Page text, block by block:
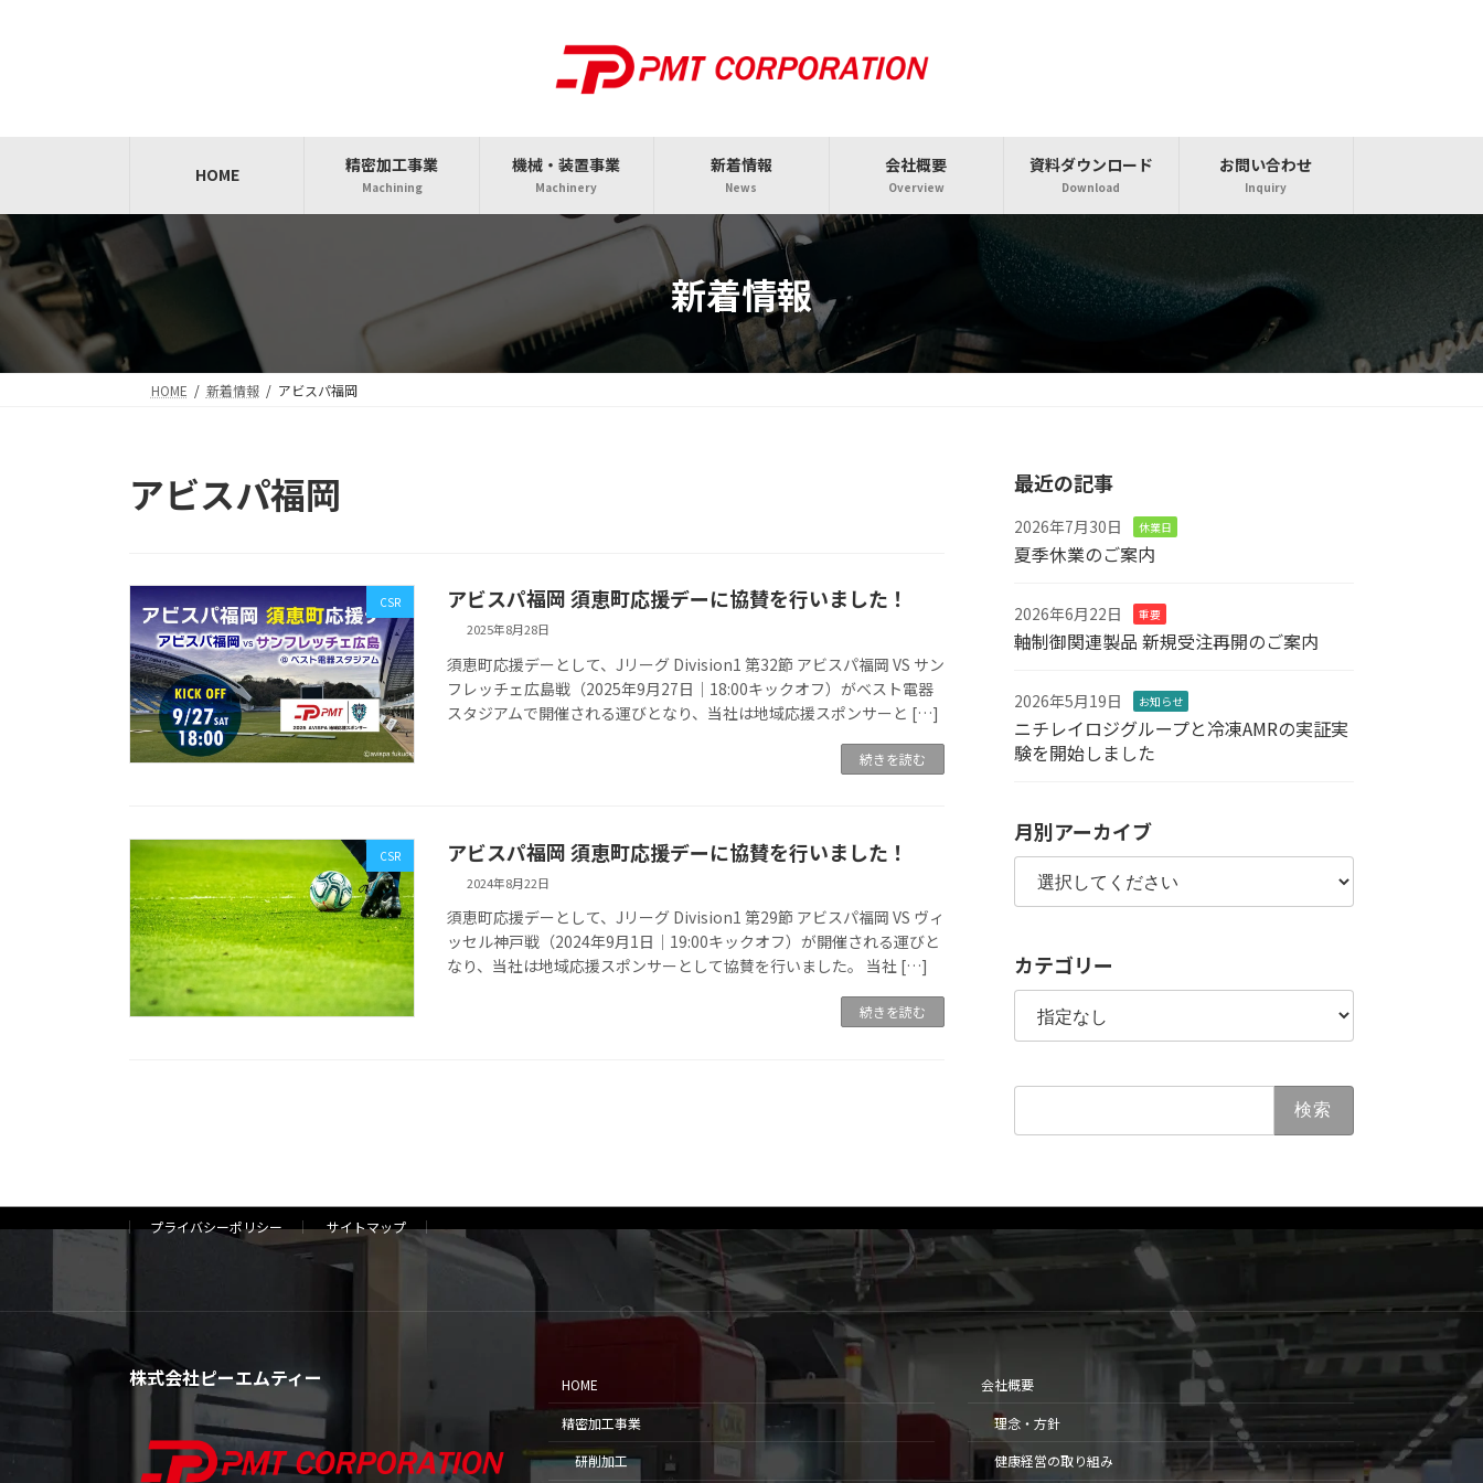
ッ
プ
移
動
HOME 精密加工事業
Machining
機械・装置事業
Machinery
新着情報
News
会社概要
Overview
資料ダウンロード
Download
お問い合わせ
Inquiry
新着情報
HOME 新着情報 アビスパ福岡
アビスパ福岡
CSR アビスパ福岡 須恵町応援デーに協賛を行いました！
2025年8月28日
須恵町応援デーとして、Jリーグ Division1 第32節 アビスパ福岡 VS サン
フレッチェ広島戦（2025年9月27日│18:00キックオフ）がベスト電器
スタジアムで開催される運びとなり、当社は地域応援スポンサーと […]
続きを読む
CSR アビスパ福岡 須恵町応援デーに協賛を行いました！
2024年8月22日
須恵町応援デーとして、Jリーグ Division1 第29節 アビスパ福岡 VS ヴィ
ッセル神戸戦（2024年9月1日│19:00キックオフ）が開催される運びと
なり、当社は地域応援スポンサーとして協賛を行いました。 当社 […]
続きを読む
最近の記事
2026年7月30日 休業日
夏季休業のご案内
2026年6月22日 重要
軸制御関連製品 新規受注再開のご案内
2026年5月19日 お知らせ
ニチレイロジグループと冷凍AMRの実証実
験を開始しました
月別アーカイブ
カテゴリー
プライバシーポリシー サイトマップ
株式会社ピーエムティー HOME
精密加工事業
研削加工
会社概要
理念・方針
健康経営の取り組み